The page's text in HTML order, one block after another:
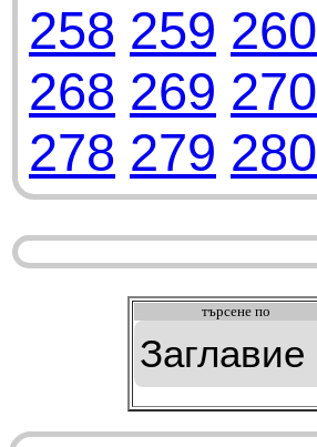
258 259 260
268 269 270
278 279 280
търсeне по